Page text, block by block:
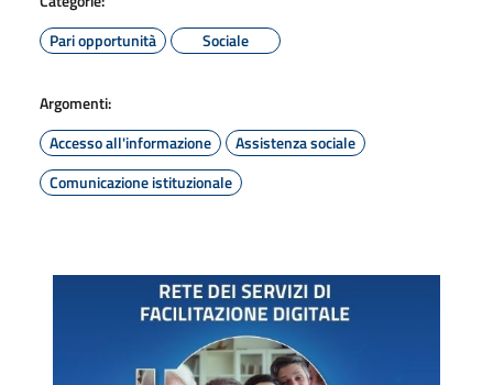
Pari opportunità
Sociale
Argomenti:
Accesso all'informazione
Assistenza sociale
Comunicazione istituzionale